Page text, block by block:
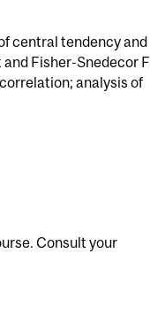
central tendency and
Fisher-Snedecor F
analysis of
Consult your